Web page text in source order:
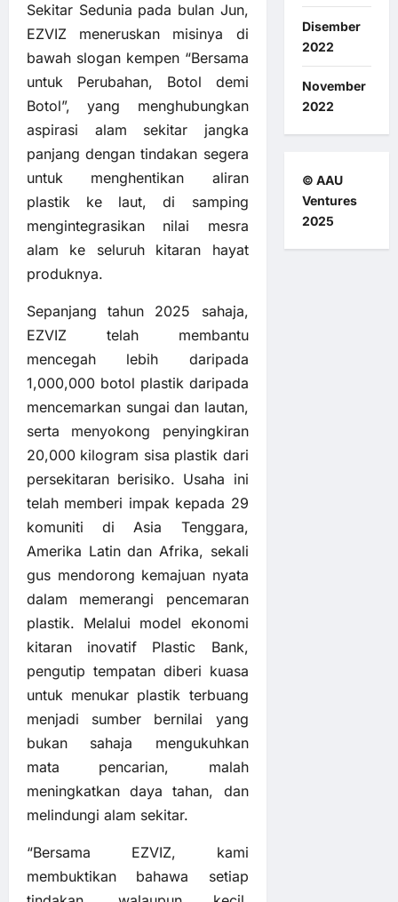
Sekitar Sedunia pada bulan Jun,
EZVIZ meneruskan misinya di
bawah slogan kempen “Bersama
untuk Perubahan, Botol demi
Botol”, yang menghubungkan
aspirasi alam sekitar jangka
panjang dengan tindakan segera
untuk menghentikan aliran
plastik ke laut, di samping
mengintegrasikan nilai mesra
alam ke seluruh kitaran hayat
produknya.
Sepanjang tahun 2025 sahaja,
EZVIZ telah membantu
mencegah lebih daripada
1,000,000 botol plastik daripada
mencemarkan sungai dan lautan,
serta menyokong penyingkiran
20,000 kilogram sisa plastik dari
persekitaran berisiko. Usaha ini
telah memberi impak kepada 29
komuniti di Asia Tenggara,
Amerika Latin dan Afrika, sekali
gus mendorong kemajuan nyata
dalam memerangi pencemaran
plastik. Melalui model ekonomi
kitaran inovatif Plastic Bank,
pengutip tempatan diberi kuasa
untuk menukar plastik terbuang
menjadi sumber bernilai yang
bukan sahaja mengukuhkan
mata pencarian, malah
meningkatkan daya tahan, dan
melindungi alam sekitar.
“Bersama EZVIZ, kami
membuktikan bahawa setiap
Disember
2022
November
2022
© AAU
Ventures
2025